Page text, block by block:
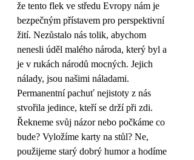
že tento flek ve středu Evropy nám je
bezpečným přístavem pro perspektivní
žití. Nezůstalo nás tolik, abychom
nenesli úděl malého národa, který byl a
je v rukách národů mocných. Jejich
nálady, jsou našimi náladami.
Permanentní pachuť nejistoty z nás
stvořila jedince, kteří se drží při zdi.
Řekneme svůj názor nebo počkáme co
bude? Vyložíme karty na stůl? Ne,
použijeme starý dobrý humor a hodíme